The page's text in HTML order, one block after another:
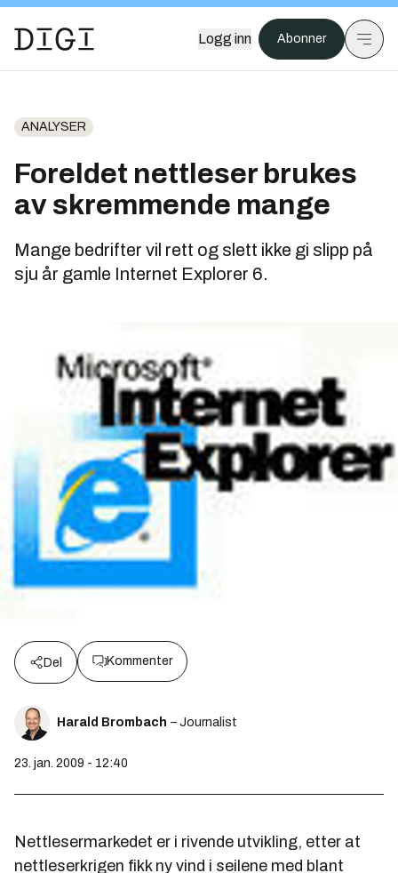
Logg inn Abonner
ANALYSER
Foreldet nettleser brukes
av skremmende mange
Mange bedrifter vil rett og slett ikke gi slipp på
sju år gamle Internet Explorer 6.
Del Kommenter
Harald Brombach – Journalist
23. jan. 2009 - 12:40
Nettlesermarkedet er i rivende utvikling, etter at
nettleserkrigen fikk ny vind i seilene med blant